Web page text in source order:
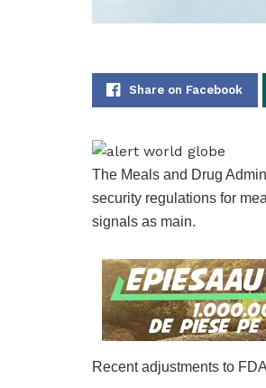
Share on Facebook
The Meals and Drug
security regulations for
signals as main.
Recent adjustments to